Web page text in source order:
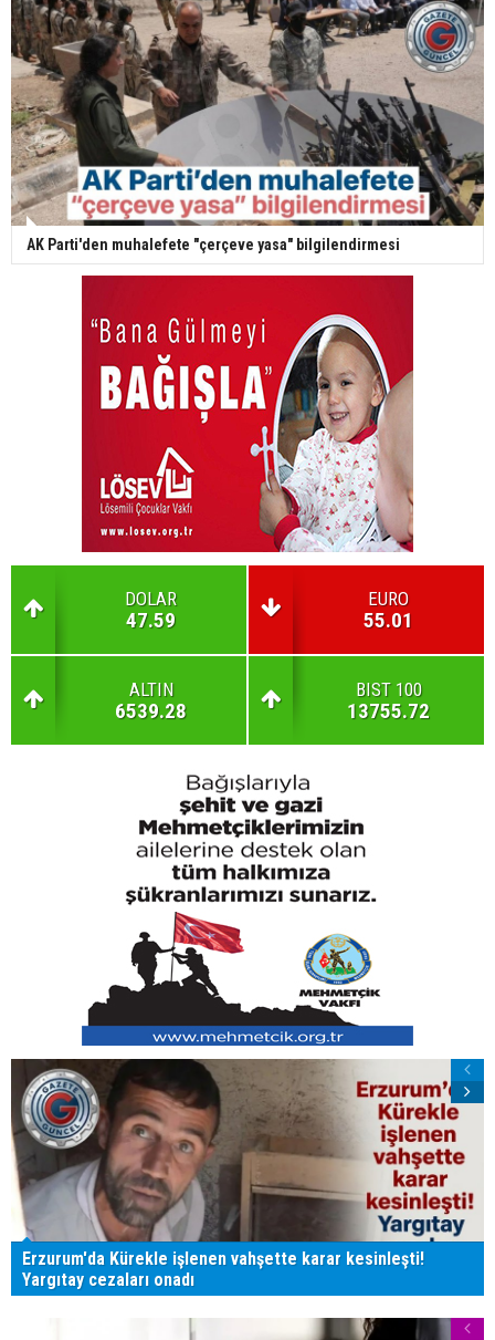
AK Parti'den muhalefete "çerçeve yasa" bilgilendirmesi
DOLAR
47.59
EURO
55.01
ALTIN
6539.28
BIST 100
13755.72
Erzurum'da Kürekle işlenen vahşette karar kesinleşti!
Yargıtay cezaları onadı